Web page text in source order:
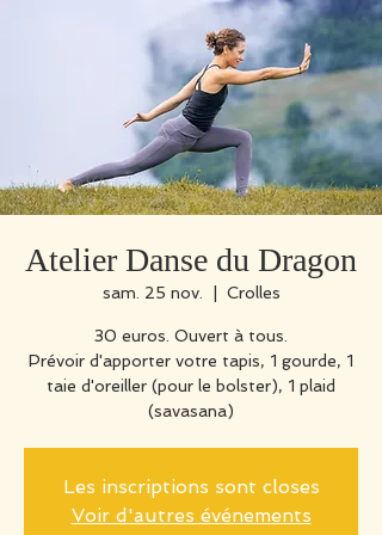
Atelier Danse du Dragon
sam. 25 nov. Crolles
30 euros. Ouvert à tous.
Prévoir d'apporter votre tapis, 1 gourde, 1
taie d'oreiller (pour le bolster), 1 plaid
(savasana)
Les inscriptions sont closes
Voir d'autres événements